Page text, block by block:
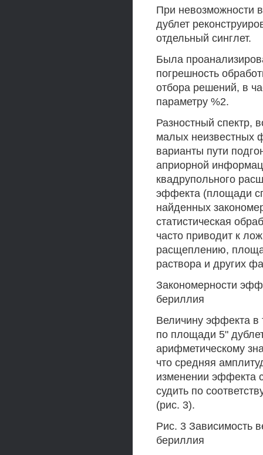
При невозможности
дублет
отдельный синглет.
Была
погрешность
отбора решений, в
параметру %2.
Разностный спектр,
малых неизвестных
варианты пути
априорной
квадрупольного
эффекта (площади
найденных
статистическая
часто приводит к
расщеплению,
раствора и других
Закономерности
бериллия
Величину эффекта в
по площади 5"
арифметическому
что средняя
изменении эффекта
судить по
(рис. 3).
Рис. 3 Зависимость
бериллия